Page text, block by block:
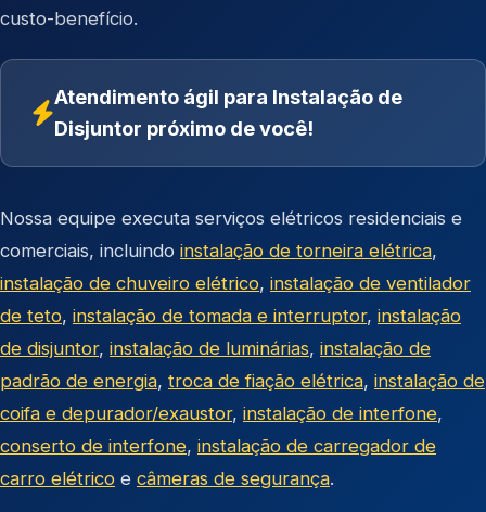
custo-benefício.
Atendimento ágil para Instalação de
Disjuntor próximo de você!
Nossa equipe executa serviços elétricos residenciais e
comerciais, incluindo instalação de torneira elétrica,
instalação de chuveiro elétrico, instalação de ventilador
de teto, instalação de tomada e interruptor, instalação
de disjuntor, instalação de luminárias, instalação de
padrão de energia, troca de fiação elétrica, instalação de
coifa e depurador/exaustor, instalação de interfone,
conserto de interfone, instalação de carregador de
carro elétrico e câmeras de segurança.